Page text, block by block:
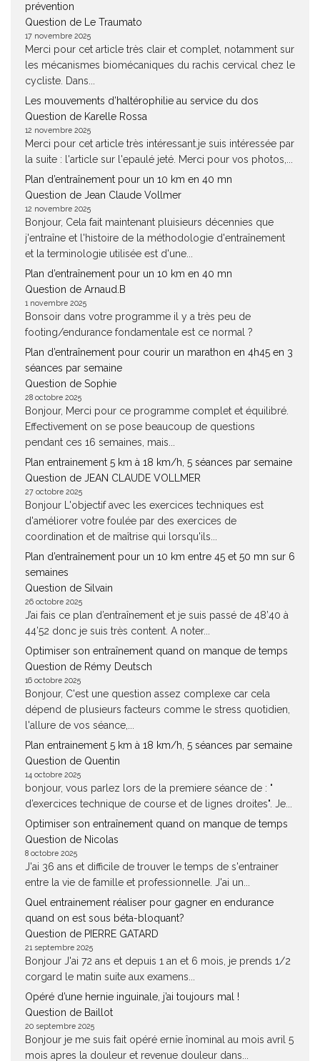
prévention
Question de Le Traumato
17 novembre 2025
Merci pour cet article très clair et complet, notamment sur
les mécanismes biomécaniques du rachis cervical chez le
cycliste. Dans...
Les mouvements d’haltérophilie au service du dos
Question de Karelle Rossa
12 novembre 2025
Merci pour cet article très intéressant.je suis intéressée par
la suite : l'article sur l'epaulé jeté. Merci pour vos photos,...
Plan d’entraînement pour un 10 km en 40 mn
Question de Jean Claude Vollmer
12 novembre 2025
Bonjour, Cela fait maintenant pluisieurs décennies que
j'entraîne et l'histoire de la méthodologie d'entraînement
et la terminologie utilisée est d'une...
Plan d’entraînement pour un 10 km en 40 mn
Question de Arnaud.B
1 novembre 2025
Bonsoir dans votre programme il y a très peu de
footing/endurance fondamentale est ce normal ?
Plan d’entraînement pour courir un marathon en 4h45 en 3
séances par semaine
Question de Sophie
28 octobre 2025
Bonjour, Merci pour ce programme complet et équilibré.
Effectivement on se pose beaucoup de questions
pendant ces 16 semaines, mais...
Plan entrainement 5 km à 18 km/h, 5 séances par semaine
Question de JEAN CLAUDE VOLLMER
27 octobre 2025
Bonjour L'objectif avec les exercices techniques est
d'améliorer votre foulée par des exercices de
coordination et de maîtrise qui lorsqu'ils...
Plan d’entraînement pour un 10 km entre 45 et 50 mn sur 6
semaines
Question de Silvain
26 octobre 2025
J’ai fais ce plan d’entraînement et je suis passé de 48’40 à
44’52 donc je suis très content. A noter...
Optimiser son entraînement quand on manque de temps
Question de Rémy Deutsch
16 octobre 2025
Bonjour, C'est une question assez complexe car cela
dépend de plusieurs facteurs comme le stress quotidien,
l'allure de vos séance,...
Plan entrainement 5 km à 18 km/h, 5 séances par semaine
Question de Quentin
14 octobre 2025
bonjour, vous parlez lors de la premiere séance de : "
d’exercices technique de course et de lignes droites". Je...
Optimiser son entraînement quand on manque de temps
Question de Nicolas
8 octobre 2025
J'ai 36 ans et difficile de trouver le temps de s'entrainer
entre la vie de famille et professionnelle. J'ai un...
Quel entrainement réaliser pour gagner en endurance
quand on est sous béta-bloquant?
Question de PIERRE GATARD
21 septembre 2025
Bonjour J'ai 72 ans et depuis 1 an et 6 mois, je prends 1/2
corgard le matin suite aux examens...
Opéré d’une hernie inguinale, j’ai toujours mal !
Question de Baillot
20 septembre 2025
Bonjour je me suis fait opéré ernie înominal au mois avril 5
mois apres la douleur et revenue douleur dans...